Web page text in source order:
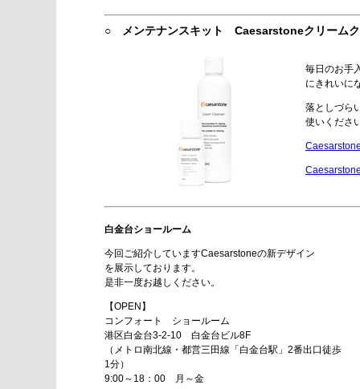
○ メンテナンスキット Caesarstoneクリームク
毎日のお手
にきれいに
落としづら
使いくださ
白金台ショールーム
今回ご紹介していますCaesarstoneの新デザイン
を展示しております。
是非一度お越しください。
【OPEN】
コンフォート ショールーム
港区白金台3-2-10 白金台ビル8F
（メトロ南北線・都営三田線「白金台駅」2番出口徒歩
1分）
9:00～18：00 月～金